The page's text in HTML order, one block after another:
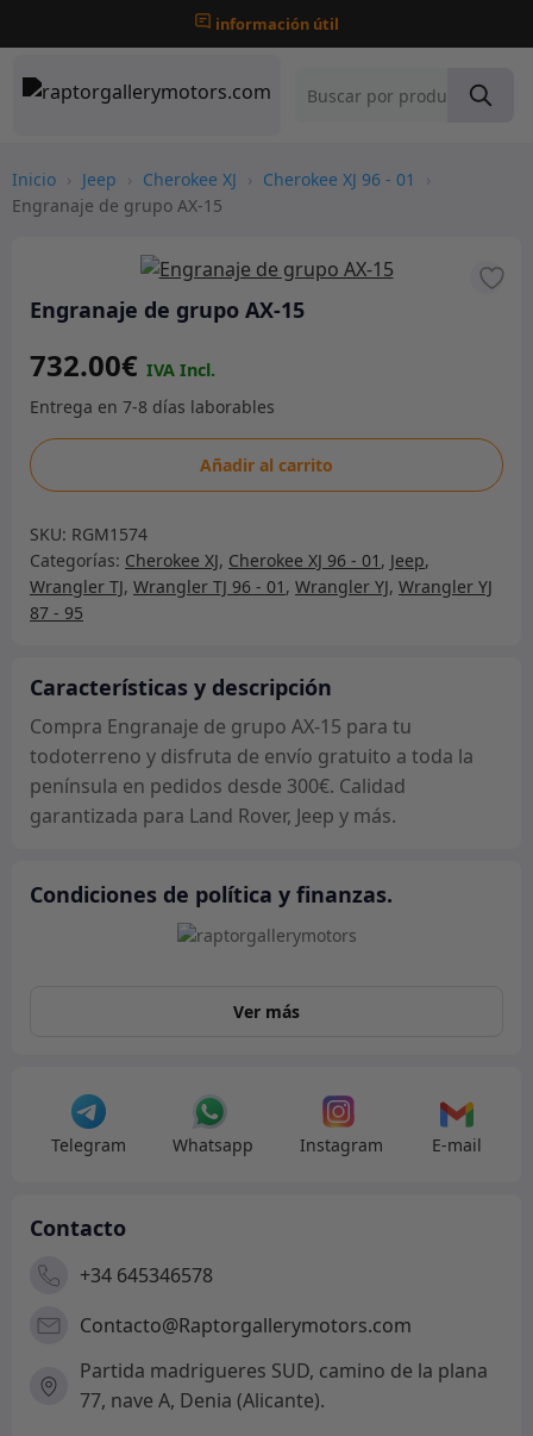
información útil
Inicio › Jeep › Cherokee XJ › Cherokee XJ 96 - 01
›
Engranaje de grupo AX-15
Engranaje de grupo AX-15
732.00€
Engranaje
de
AX-
15
cantidad
Añadir al carrito
SKU: RGM1574
Categorías: Cherokee XJ, Cherokee XJ 96 - 01 , Jeep,
Wrangler TJ, Wrangler TJ 96 - 01 , Wrangler YJ, Wrangler YJ
87 - 95
Características y descripción
Compra Engranaje de grupo AX-15 para tu
todoterreno y disfruta de envío gratuito a toda la
península en pedidos desde 300€. Calidad
garantizada para Land Rover, Jeep y más.
Condiciones de política y finanzas.
Ver más
Telegram Whatsapp Instagram E-mail
Contacto
+34 645346578
Contacto@Raptorgallerymotors.com
Partida madrigueres SUD, camino de la plana
77, nave A, Denia (Alicante).